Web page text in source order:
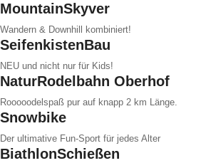
MountainSkyver
Wandern & Downhill kombiniert!
SeifenkistenBau
NEU und nicht nur für Kids!
NaturRodelbahn Oberhof
Rooooodelspaß pur auf knapp 2 km Länge.
Snowbike
Der ultimative Fun-Sport für jedes Alter
BiathlonSchießen